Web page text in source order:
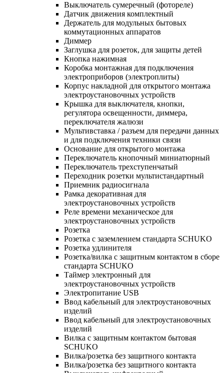
Выключатель сумеречный (фотореле)
Датчик движения комплектный
Держатель для модульных бытовых
коммутационных аппаратов
Диммер
Заглушка для розеток, для защиты детей
Кнопка нажимная
Коробка монтажная для подключения
электроприборов (электроплиты)
Корпус накладной для открытого монтажа
электроустановочных устройств
Крышка для выключателя, кнопки,
регулятора освещенности, диммера,
переключателя жалюзи
Мультивставка / разъем для передачи данных
и для подключения техники связи
Основание для открытого монтажа
Переключатель кнопочный миниатюрный
Переключатель трехступенчатый
Переходник розетки мультистандартный
Приемник радиосигнала
Рамка декоративная для
электроустановочных устройств
Реле времени механическое для
электроустановочных устройств
Розетка
Розетка с заземлением стандарта SCHUKO
Розетка удлинителя
Розетка/вилка с защитным контактом в сборе
стандарта SCHUKO
Таймер электронный для
электроустановочных устройств
Электропитание USB
Ввод кабельный для электроустановочных
изделий
Ввод кабельный для электроустановочных
изделий
Вилка с защитным контактом бытовая
SCHUKO
Вилка/розетка без защитного контакта
Вилка/розетка без защитного контакта